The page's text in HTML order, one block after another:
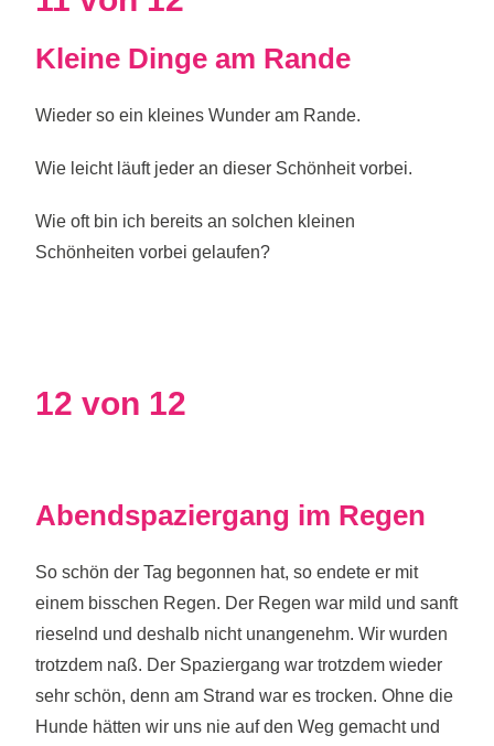
Kleine Dinge am Rande
Wieder so ein kleines Wunder am Rande.
Wie leicht läuft jeder an dieser Schönheit vorbei.
Wie oft bin ich bereits an solchen kleinen
Schönheiten vorbei gelaufen?
12 von 12
Abendspaziergang im Regen
So schön der Tag begonnen hat, so endete er mit
einem bisschen Regen. Der Regen war mild und sanft
rieselnd und deshalb nicht unangenehm. Wir wurden
trotzdem naß. Der Spaziergang war trotzdem wieder
sehr schön, denn am Strand war es trocken. Ohne die
Hunde hätten wir uns nie auf den Weg gemacht und